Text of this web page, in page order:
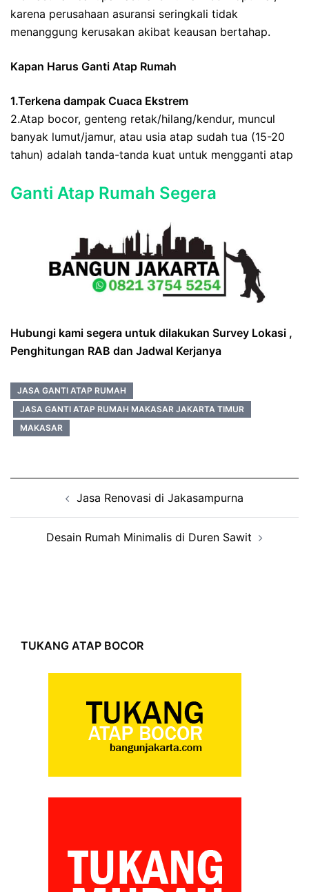
karena perusahaan asuransi seringkali tidak
menanggung kerusakan akibat keausan bertahap.
Kapan Harus Ganti Atap Rumah
1.Terkena dampak Cuaca Ekstrem
2.Atap bocor, genteng retak/hilang/kendur, muncul
banyak lumut/jamur, atau usia atap sudah tua (15-20
tahun) adalah tanda-tanda kuat untuk mengganti atap
Ganti Atap Rumah Segera
Hubungi kami segera untuk dilakukan Survey Lokasi ,
Penghitungan RAB dan Jadwal Kerjanya
JASA GANTI ATAP RUMAH
JASA GANTI ATAP RUMAH MAKASAR JAKARTA TIMUR
MAKASAR
navigationJasa Renovasi di Jakasampurna
Desain Rumah Minimalis di Duren Sawit
TUKANG ATAP BOCOR